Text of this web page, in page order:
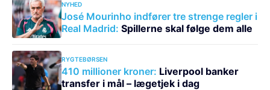
NYHED
José Mourinho indfører tre strenge regler i
Real Madrid: Spillerne skal følge dem alle
RYGTEBØRSEN
410 millioner kroner: Liverpool banker
transfer i mål – lægetjek i dag